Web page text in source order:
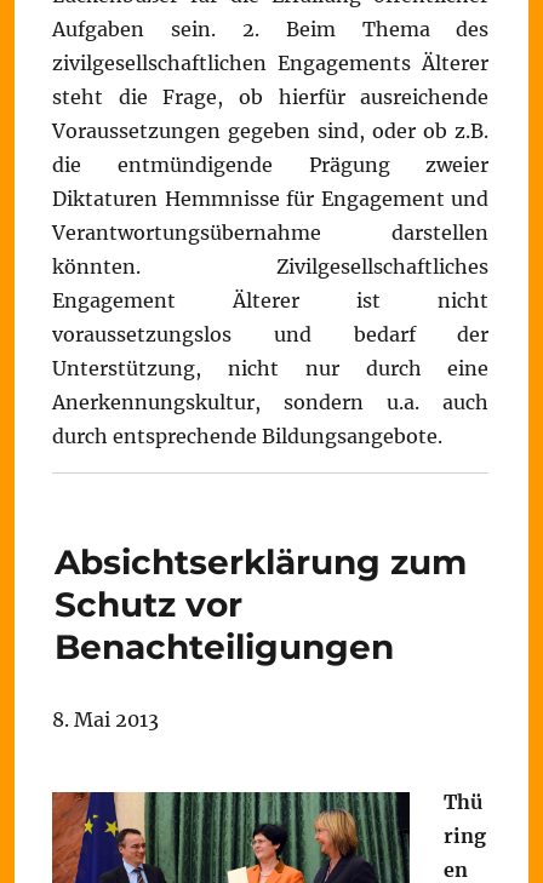
Aufgaben sein. 2. Beim Thema des
zivilgesellschaftlichen Engagements Älterer
steht die Frage, ob hierfür ausreichende
Voraussetzungen gegeben sind, oder ob z.B.
die entmündigende Prägung zweier
Diktaturen Hemmnisse für Engagement und
Verantwortungsübernahme darstellen
könnten. Zivilgesellschaftliches
Engagement Älterer ist nicht
voraussetzungslos und bedarf der
Unterstützung, nicht nur durch eine
Anerkennungskultur, sondern u.a. auch
durch entsprechende Bildungsangebote.
Absichtserklärung zum
Schutz vor
Benachteiligungen
8. Mai 2013
Thü
ring
en